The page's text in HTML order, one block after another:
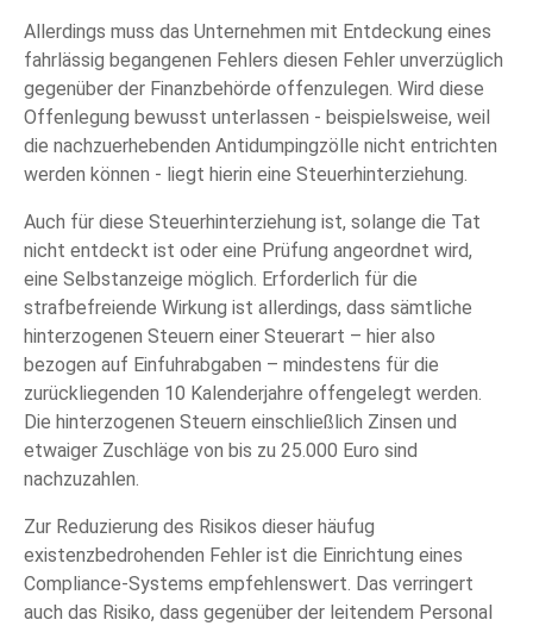
Allerdings muss das Unternehmen mit Entdeckung eines
fahrlässig begangenen Fehlers diesen Fehler unverzüglich
gegenüber der Finanzbehörde offenzulegen. Wird diese
Offenlegung bewusst unterlassen - beispielsweise, weil
die nachzuerhebenden Antidumpingzölle nicht entrichten
werden können - liegt hierin eine Steuerhinterziehung.
Auch für diese Steuerhinterziehung ist, solange die Tat
nicht entdeckt ist oder eine Prüfung angeordnet wird,
eine Selbstanzeige möglich. Erforderlich für die
strafbefreiende Wirkung ist allerdings, dass sämtliche
hinterzogenen Steuern einer Steuerart – hier also
bezogen auf Einfuhrabgaben – mindestens für die
zurückliegenden 10 Kalenderjahre offengelegt werden.
Die hinterzogenen Steuern einschließlich Zinsen und
etwaiger Zuschläge von bis zu 25.000 Euro sind
nachzuzahlen.
Zur Reduzierung des Risikos dieser häufug
existenzbedrohenden Fehler ist die Einrichtung eines
Compliance-Systems empfehlenswert. Das verringert
auch das Risiko, dass gegenüber der leitendem Personal